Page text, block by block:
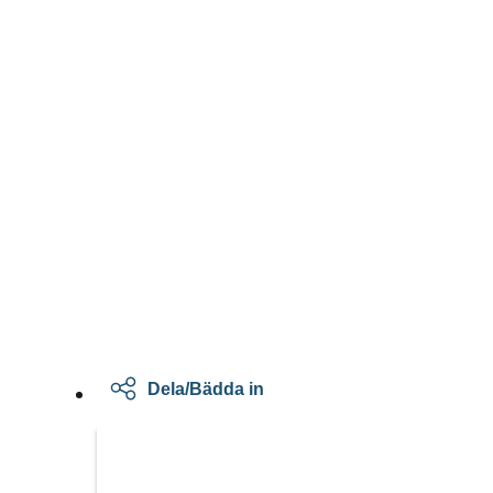
Dela/Bädda in